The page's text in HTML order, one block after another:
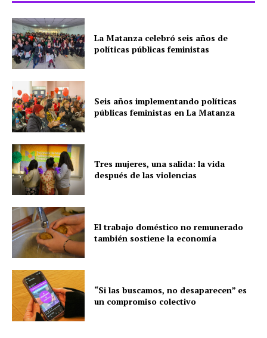
La Matanza celebró seis años de
políticas públicas feministas
Seis años implementando políticas
públicas feministas en La Matanza
Tres mujeres, una salida: la vida
después de las violencias
El trabajo doméstico no remunerado
también sostiene la economía
“Si las buscamos, no desaparecen” es
un compromiso colectivo